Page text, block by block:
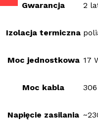
Gwarancja 2
Izolacja termiczna
Moc jednostkowa 17
Moc kabla
Napięcie zasilania